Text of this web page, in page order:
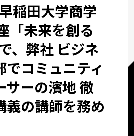
社
オ
ズ
マ
ピ
ー
ア
ー
稲田大学商学
「未来を創る
、弊社 ビジネ
でコミュニティ
サーの濱地 徹
義の講師を務め